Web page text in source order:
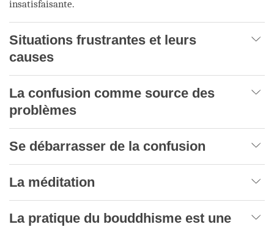
insatisfaisante.
Situations frustrantes et leurs
causes
La confusion comme source des
problèmes
Se débarrasser de la confusion
La méditation
La pratique du bouddhisme est une